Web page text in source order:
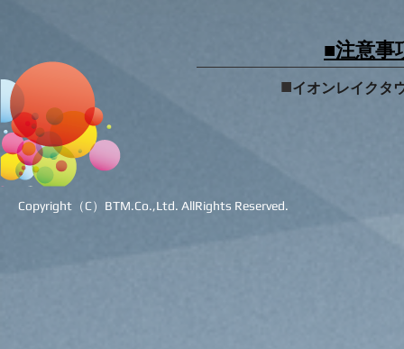
■注意事
■イオンレイクタ
Copyright（C）BTM.Co.,Ltd. AllRights Reserved.